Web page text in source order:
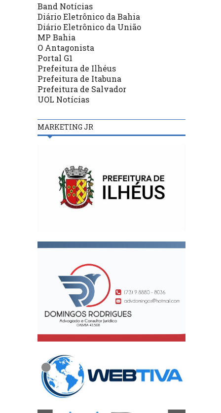
Band Notícias
Diário Eletrônico da Bahia
Diário Eletrônico da União
MP Bahia
O Antagonista
Portal G1
Prefeitura de Ilhéus
Prefeitura de Itabuna
Prefeitura de Salvador
UOL Notícias
MARKETING JR